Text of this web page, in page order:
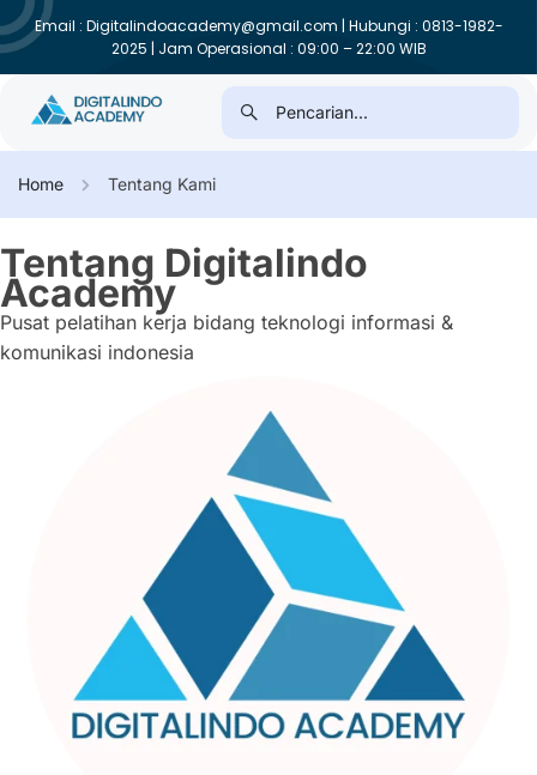
Email : Digitalindoacademy@gmail.com | Hubungi : 0813-1982-
2025 | Jam Operasional : 09:00 – 22:00 WIB
Home Tentang Kami
Tentang Digitalindo
Academy
Pusat pelatihan kerja bidang teknologi informasi &
komunikasi indonesia